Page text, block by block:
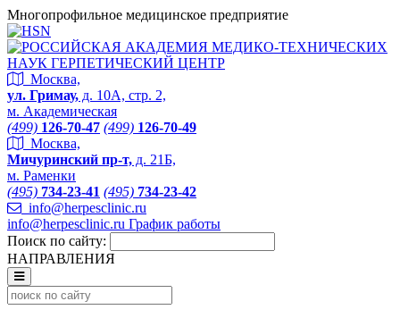
Многопрофильное медицинское предприятие
Москва,
ул. Гримау, д. 10А, стр. 2,
м. Академическая
(499) 126-70-47 (499) 126-70-49
Москва,
Мичуринский пр-т, д. 21Б,
м. Раменки
(495) 734-23-41 (495) 734-23-42
info@herpesclinic.ru
info@herpesclinic.ru График работы
Поиск по сайту:
НАПРАВЛЕНИЯ